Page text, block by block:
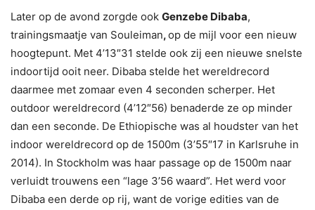
Later op de avond zorgde ook Genzebe Dibaba,
trainingsmaatje van Souleiman,op de mijl voor een nieuw
hoogtepunt. Met 4’13″31 stelde ook zij een nieuwe snelste
indoortijd ooit neer. Dibaba stelde het wereldrecord
daarmee met zomaar even 4 seconden scherper. Het
outdoor wereldrecord (4’12″56) benaderde ze op minder
dan een seconde. De Ethiopische was al houdster van het
indoor wereldrecord op de 1500m (3’55″17 in Karlsruhe in
2014). In Stockholm was haar passage op de 1500m naar
verluidt trouwens een “lage 3’56 waard”. Het werd voor
Dibaba een derde op rij, want de vorige edities van de